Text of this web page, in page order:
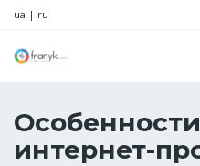
ua | ru
интернет-